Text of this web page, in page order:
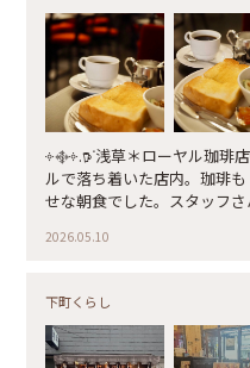
༓࿇༓.𖠚ᐝ浅草＊ローヤル珈琲
ルで落ち着いた店内。珈琲
せな朝食でした。スタッフ
のよいお店です。 #浅草#老
リカンの食パン#パン
2026.05.10
下町くらし